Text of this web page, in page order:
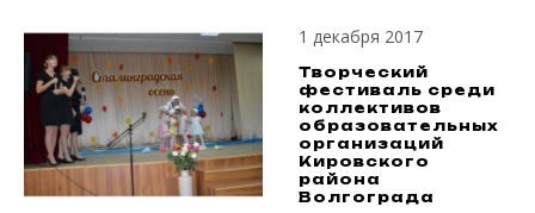
1 декабря 2017
Творческий
фестиваль среди
коллективов
образовательных
организаций
Кировского
района
Волгограда